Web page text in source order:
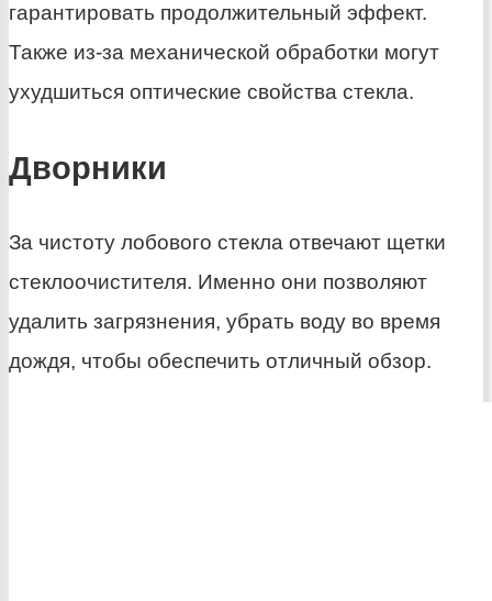
гарантировать продолжительный эффект.
Также из-за механической обработки могут
ухудшиться оптические свойства стекла.
Дворники
За чистоту лобового стекла отвечают щетки
стеклоочистителя. Именно они позволяют
удалить загрязнения, убрать воду во время
дождя, чтобы обеспечить отличный обзор.